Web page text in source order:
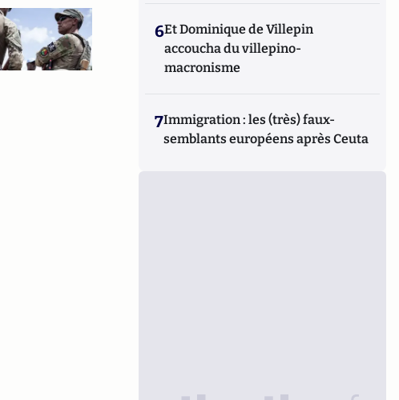
6Et Dominique de Villepin
accoucha du villepino-
macronisme
7Immigration : les (très) faux-
semblants européens après Ceuta